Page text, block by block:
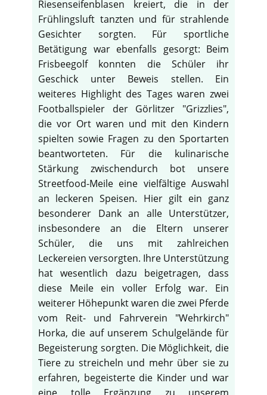
Riesenseifenblasen kreiert, die in der
Frühlingsluft tanzten und für strahlende
Gesichter sorgten. Für sportliche
Betätigung war ebenfalls gesorgt: Beim
Frisbeegolf konnten die Schüler ihr
Geschick unter Beweis stellen. Ein
weiteres Highlight des Tages waren zwei
Footballspieler der Görlitzer "Grizzlies",
die vor Ort waren und mit den Kindern
spielten sowie Fragen zu den Sportarten
beantworteten. Für die kulinarische
Stärkung zwischendurch bot unsere
Streetfood-Meile eine vielfältige Auswahl
an leckeren Speisen. Hier gilt ein ganz
besonderer Dank an alle Unterstützer,
insbesondere an die Eltern unserer
Schüler, die uns mit zahlreichen
Leckereien versorgten. Ihre Unterstützung
hat wesentlich dazu beigetragen, dass
diese Meile ein voller Erfolg war. Ein
weiterer Höhepunkt waren die zwei Pferde
vom Reit- und Fahrverein "Wehrkirch"
Horka, die auf unserem Schulgelände für
Begeisterung sorgten. Die Möglichkeit, die
Tiere zu streicheln und mehr über sie zu
erfahren, begeisterte die Kinder und war